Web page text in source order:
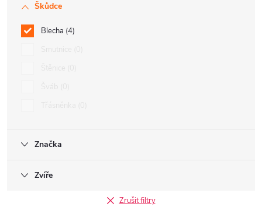
Škůdce
Blecha 4
Značka
Zvíře
Zrušit filtry